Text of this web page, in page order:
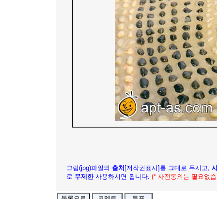
그림(jpg)파일의 출처 [저작권표시]를 그대로 두시고,
로 무제한사용하시면 됩니다. (* 사전동의는 필요없